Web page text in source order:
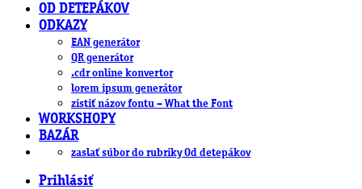
OD DETEPÁKOV
ODKAZY
EAN generátor
QR generátor
.cdr online konvertor
lorem ipsum generátor
zistiť názov fontu – What the Font
WORKSHOPY
BAZÁR
zaslať súbor do rubriky Od detepákov
Prihlásiť